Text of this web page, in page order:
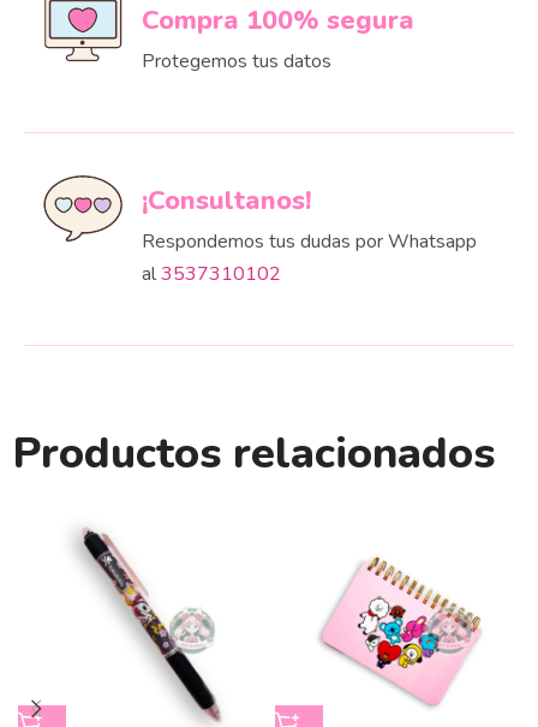
Compra 100% segura
Protegemos tus datos
¡Consultanos!
Respondemos tus dudas por Whatsapp
al3537310102
Productos relacionados